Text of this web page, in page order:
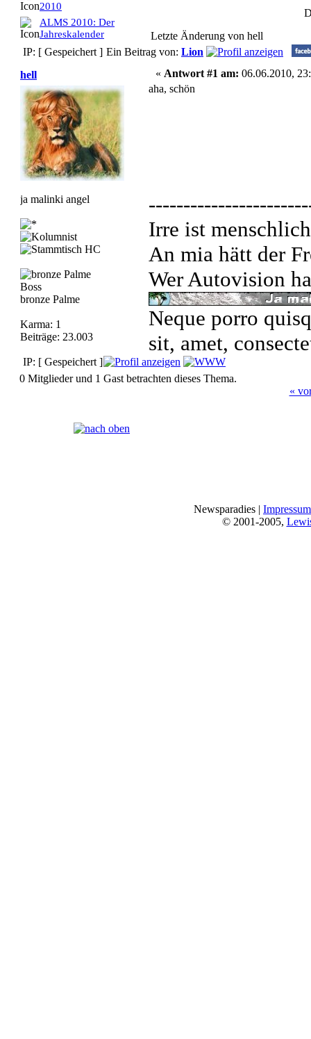
2010
ALMS 2010: Der
Jahreskalender
Letzte Änderung von hell
IP: [ Gespeichert ] Ein Beitrag von: Lion
hell
ja malinki angel
Boss
bronze Palme
Karma: 1
Beiträge: 23.003
« Antwort #1 am: 06.06.2010,
aha, schön
Irre ist
An mia hätt der
Wer Autovision
Neque porro
sit, amet,
IP: [ Gespeichert ]
0 Mitglieder und 1 Gast betrachten dieses Thema.
«
Newsparadies | Impressum
© 2001-2005,